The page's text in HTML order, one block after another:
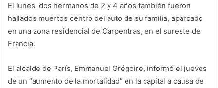
El lunes, dos hermanos de 2 y 4 años también fueron
hallados muertos dentro del auto de su familia, aparcado
en una zona residencial de Carpentras, en el sureste de
Francia.
El alcalde de París, Emmanuel Grégoire, informó el jueves
de un “aumento de la mortalidad” en la capital a causa de